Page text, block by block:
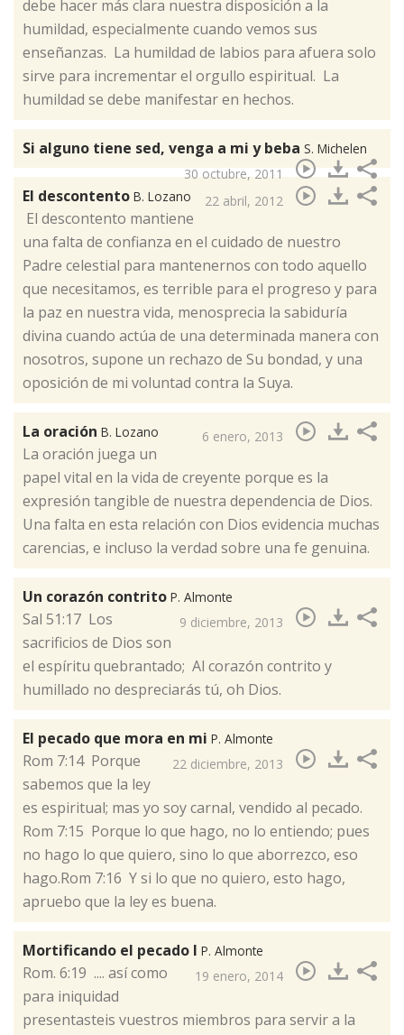
debe hacer más clara nuestra disposición a la
humildad, especialmente cuando vemos sus
enseñanzas. La humildad de labios para afuera solo
sirve para incrementar el orgullo espiritual. La
humildad se debe manifestar en hechos.
Si alguno tiene sed, venga a mi y beba S. Michelen
30 octubre, 2011
El descontento B. Lozano 22 abril, 2012
​ El descontento mantiene
una falta de confianza en el cuidado de nuestro
Padre celestial para mantenernos con todo aquello
que necesitamos, es terrible para el progreso y para
la paz en nuestra vida, menosprecia la sabiduría
divina cuando actúa de una determinada manera con
nosotros, supone un rechazo de Su bondad, y una
oposición de mi voluntad contra la Suya.
La oración B. Lozano 6 enero, 2013
​La oración juega un
papel vital en la vida de creyente porque es la
expresión tangible de nuestra dependencia de Dios.
Una falta en esta relación con Dios evidencia muchas
carencias, e incluso la verdad sobre una fe genuina.
Un corazón contrito P. Almonte
9 diciembre, 2013
​Sal 51:17 Los
sacrificios de Dios son
el espíritu quebrantado; Al corazón contrito y
humillado no despreciarás tú, oh Dios.
El pecado que mora en mi P. Almonte
22 diciembre, 2013
​Rom 7:14 Porque
sabemos que la ley
es espiritual; mas yo soy carnal, vendido al pecado.
Rom 7:15 Porque lo que hago, no lo entiendo; pues
no hago lo que quiero, sino lo que aborrezco, eso
hago.Rom 7:16 Y si lo que no quiero, esto hago,
apruebo que la ley es buena.
Mortificando el pecado I P. Almonte
19 enero, 2014
​Rom. 6:19 .... así como
para iniquidad
presentasteis vuestros miembros para servir a la